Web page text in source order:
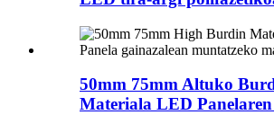
50mm 75mm Altuko
Materiala LED Panelaren